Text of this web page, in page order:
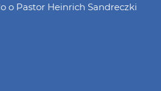
o Pastor Heinrich Sandreczki